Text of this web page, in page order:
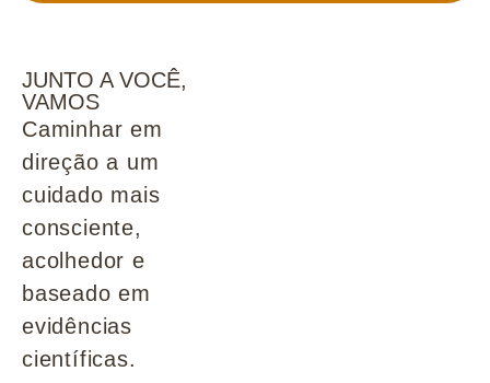
JUNTO A VOCÊ,
VAMOS
Caminhar em
direção a um
cuidado mais
consciente,
acolhedor e
baseado em
evidências
científicas.